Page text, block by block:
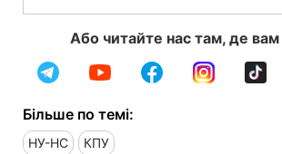
Або читайте нас там, де вам
Більше по темі:
НУ-НС КПУ